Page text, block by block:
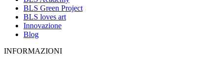
BLS Green Project
BLS loves art
Innovazione
Blog
INFORMAZIONI